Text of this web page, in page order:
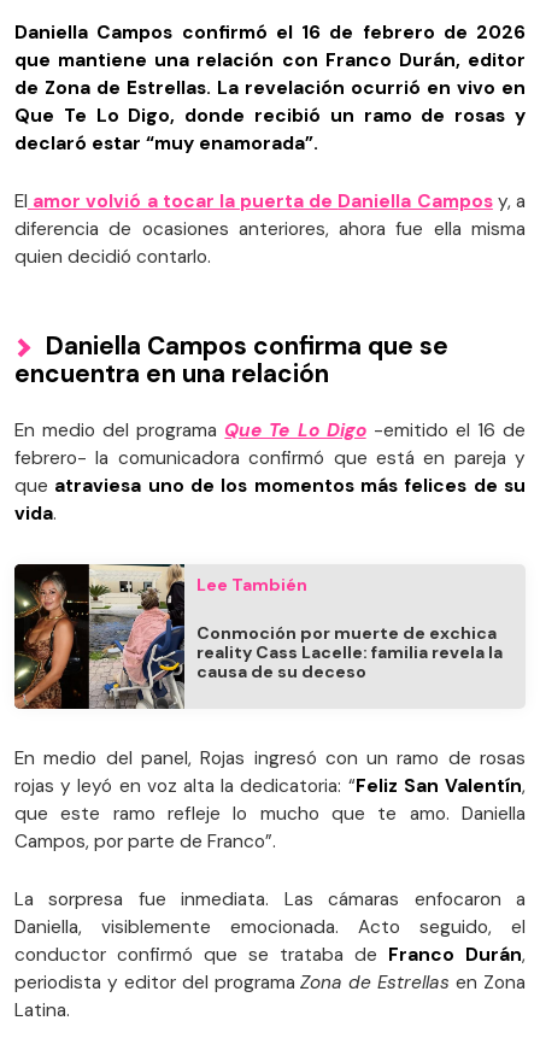
Daniella Campos confirmó el 16 de febrero de 2026
que mantiene una relación con Franco Durán, editor
de Zona de Estrellas. La revelación ocurrió en vivo en
Que Te Lo Digo, donde recibió un ramo de rosas y
declaró estar “muy enamorada”.
El amor volvió a tocar la puerta de Daniella Camposy, a
diferencia de ocasiones anteriores, ahora fue ella misma
quien decidió contarlo.
Daniella Campos confirma que se
encuentra en una relación
En medio del programa Que Te Lo Digo-emitido el 16 de
febrero- la comunicadora confirmó que está en pareja y
que atraviesa uno de los momentos más felices de su
vida.
Lee También
Conmoción por muerte de exchica
reality Cass Lacelle: familia revela la
causa de su deceso
En medio del panel, Rojas ingresó con un ramo de rosas
rojas y leyó en voz alta la dedicatoria: “Feliz San Valentín,
que este ramo refleje lo mucho que te amo. Daniella
Campos, por parte de Franco”.
La sorpresa fue inmediata. Las cámaras enfocaron a
Daniella, visiblemente emocionada. Acto seguido, el
conductor confirmó que se trataba de Franco Durán,
periodista y editor del programaZona de Estrellas en Zona
Latina.